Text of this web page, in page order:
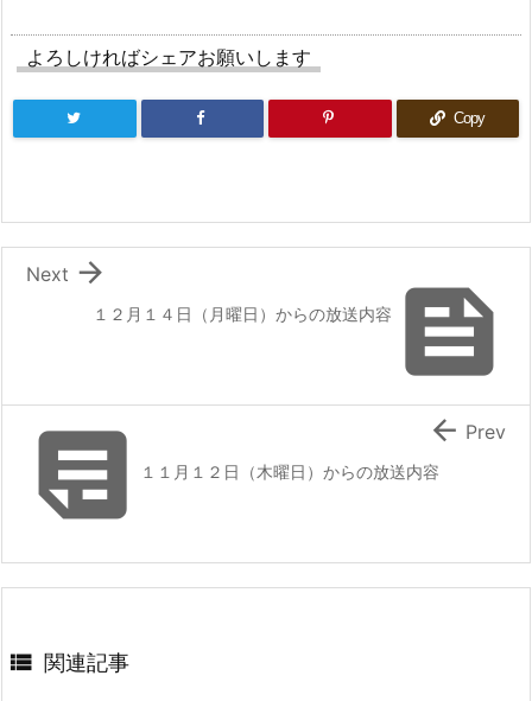
よろしければシェアお願いします
Copy

１２月１４日（月曜日）からの放送内容

Next
 １１月１２日（木曜日）からの放送内容
 Prev
 関連記事